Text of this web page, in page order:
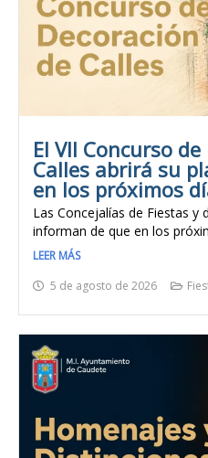
El VII Concurso
Calles abrirá su
en los próximos
Las Concejalías de Fiestas y
informan de que en los
LEER MÁS
5 de agosto de 2026